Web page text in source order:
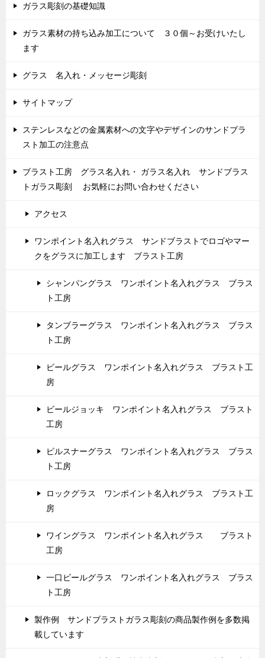
ガラス彫刻の基礎知識
ガラス素材の持ち込み加工について ３０個～お受けいたし
ます
グラス 名入れ・メッセージ彫刻
サイトマップ
ステンレスなどの金属素材への文字やデザインのサンドブラ
スト加工の注意点
ブラスト工房 グラス名入れ・ ガラス名入れ サンドブラス
トガラス彫刻 お気軽にお問い合わせください
アクセス
ワンポイント名入れグラス サンドブラストでロゴやマー
クをグラスに加工します ブラスト工房
シャンパングラス ワンポイント名入れグラス ブラス
ト工房
タンブラーグラス ワンポイント名入れグラス ブラス
ト工房
ビールグラス ワンポイント名入れグラス ブラスト工
房
ビールジョッキ ワンポイント名入れグラス ブラスト
工房
ピルスナーグラス ワンポイント名入れグラス ブラス
ト工房
ロックグラス ワンポイント名入れグラス ブラスト工
房
ワイングラス ワンポイント名入れグラス ブラスト
工房
一口ビールグラス ワンポイント名入れグラス ブラス
ト工房
製作例 サンドブラストガラス彫刻の商品製作例を多数掲
載しています